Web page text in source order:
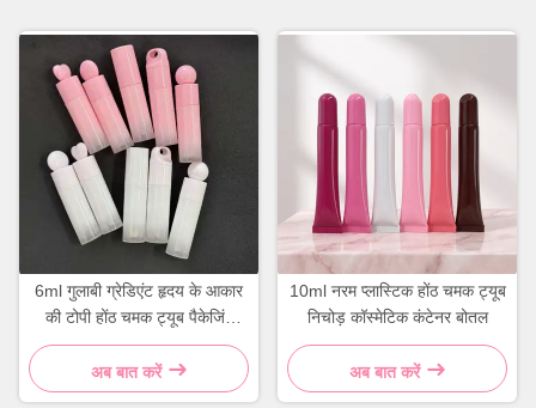
6ml गुलाबी ग्रेडिएंट हृदय के आकार
की टोपी होंठ चमक ट्यूब पैकेजिंग
खाली कंटेनर
अब बात करें
10ml नरम प्लास्टिक होंठ चमक ट्यूब
निचोड़ कॉस्मेटिक कंटेनर बोतल
अब बात करें